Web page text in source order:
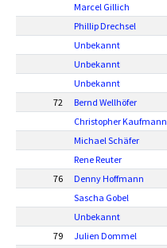
Marcel Gillich
Phillip Drechsel
Unbekannt
Unbekannt
Unbekannt
72
Bernd Wellhöfer
Christopher Kaufmann
Michael Schäfer
Rene Reuter
76
Denny Hoffmann
Sascha Gobel
Unbekannt
79
Julien Dommel